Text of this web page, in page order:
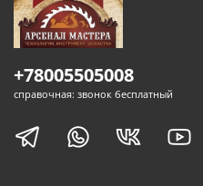
+78005505008
справочная: звонок бесплатный